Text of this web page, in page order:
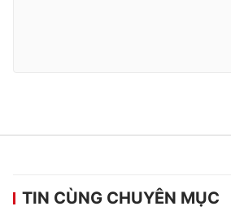
TIN CÙNG CHUYÊN MỤC